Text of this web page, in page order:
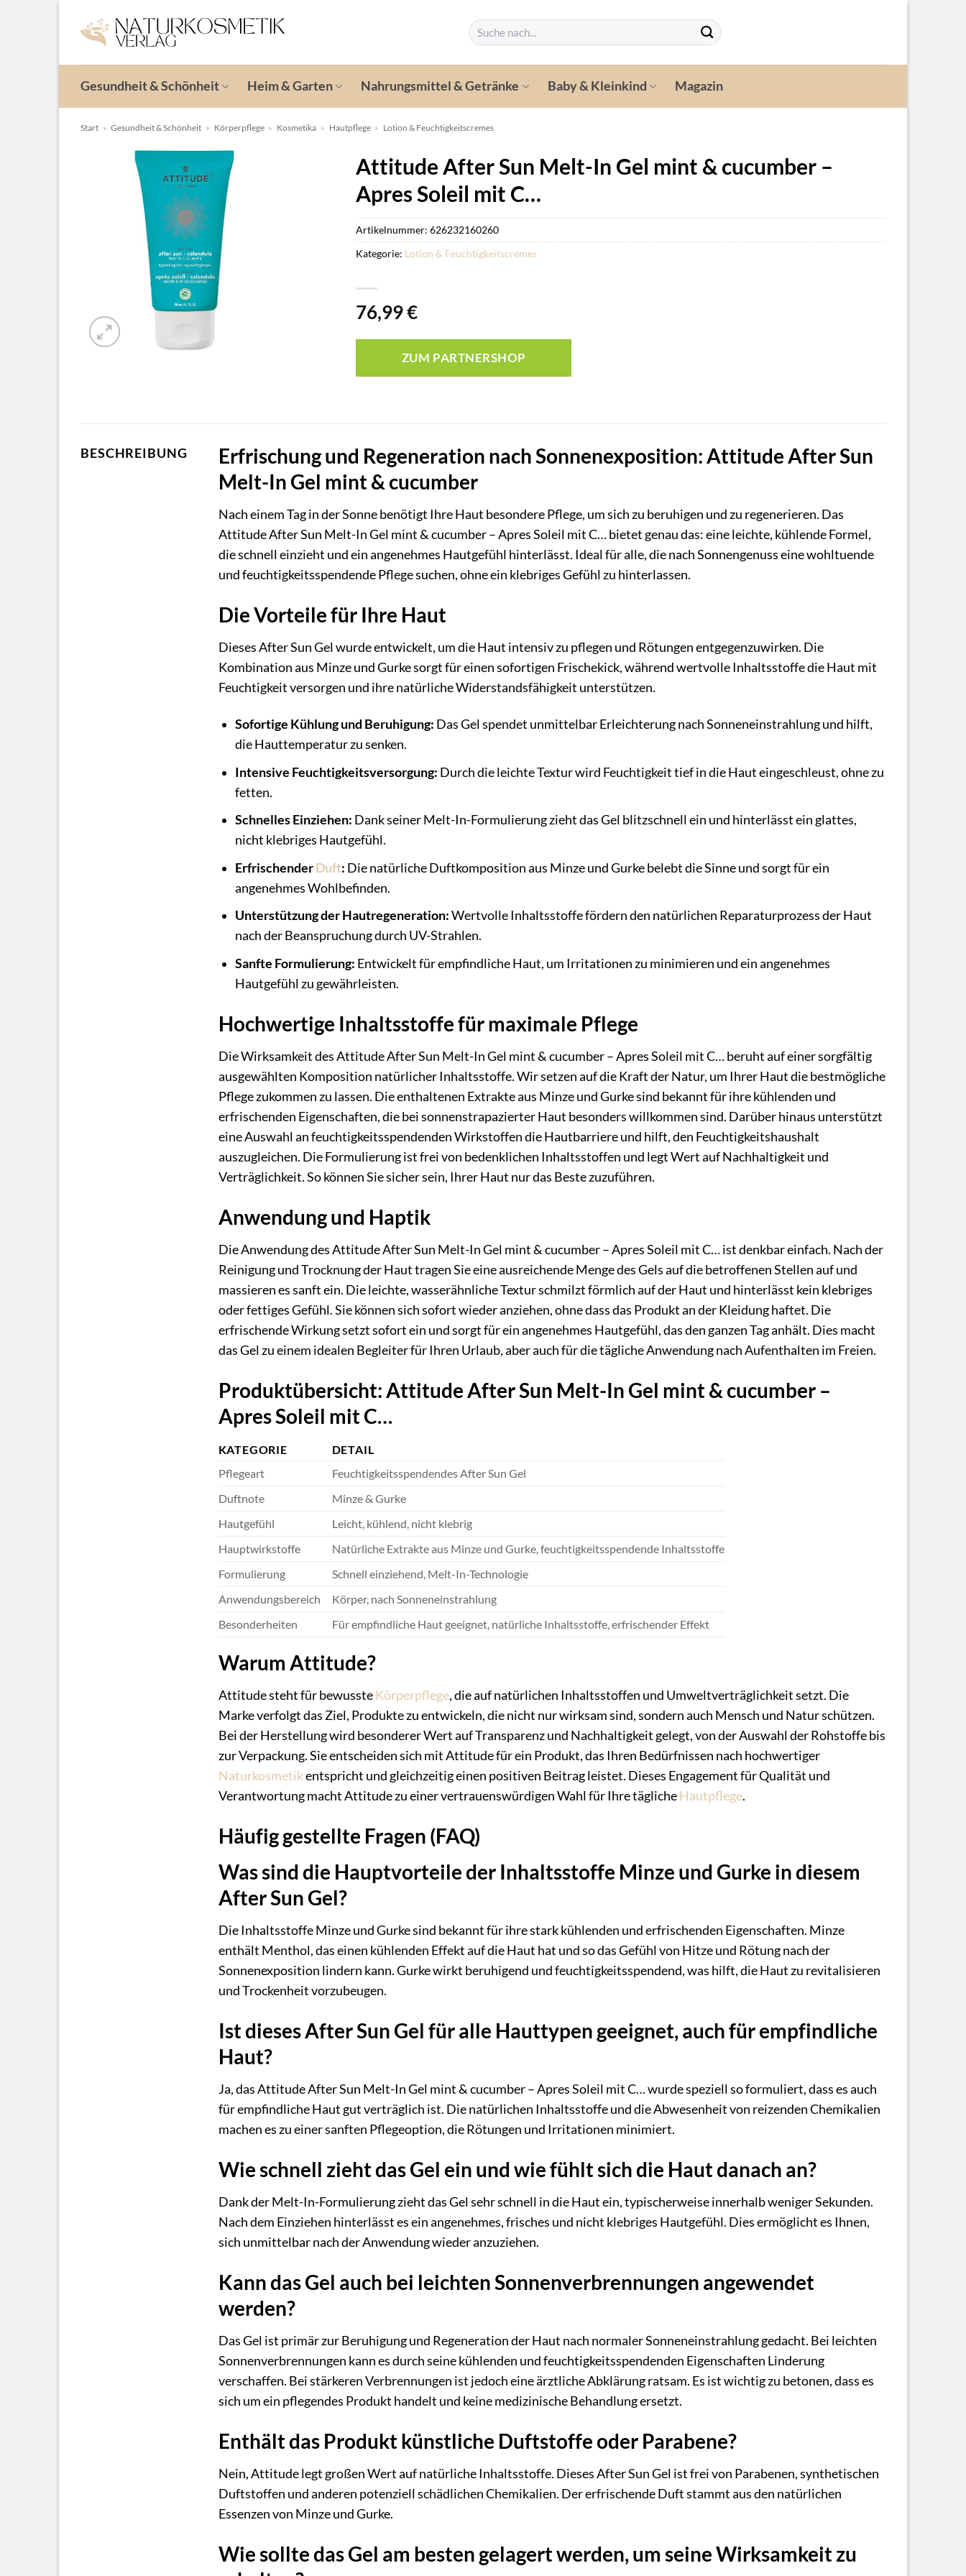
Inhalt
springen
Suchen
nach:
Gesundheit & Schönheit Heim & Garten Nahrungsmittel & Getränke Baby & Kleinkind Magazin
Start » Gesundheit & Schönheit » Körperpflege » Kosmetika » Hautpflege » Lotion & Feuchtigkeitscremes
Attitude After Sun Melt-In Gel mint & cucumber –
Apres Soleil mit C…
76,99€
ZUM PARTNERSHOP
Artikelnummer:626232160260
Kategorie: Lotion & Feuchtigkeitscremes
BESCHREIBUNG
Erfrischung und Regeneration nach Sonnenexposition: Attitude After Sun
Melt-In Gel mint & cucumber
Nach einem Tag in der Sonne benötigt Ihre Haut besondere Pflege, um sich zu beruhigen und zu regenerieren. Das
Attitude After Sun Melt-In Gel mint & cucumber – Apres Soleil mit C… bietet genau das: eine leichte, kühlende Formel,
die schnell einzieht und ein angenehmes Hautgefühl hinterlässt. Ideal für alle, die nach Sonnengenuss eine wohltuende
und feuchtigkeitsspendende Pflege suchen, ohne ein klebriges Gefühl zu hinterlassen.
Die Vorteile für Ihre Haut
Dieses After Sun Gel wurde entwickelt, um die Haut intensiv zu pflegen und Rötungen entgegenzuwirken. Die
Kombination aus Minze und Gurke sorgt für einen sofortigen Frischekick, während wertvolle Inhaltsstoffe die Haut mit
Feuchtigkeit versorgen und ihre natürliche Widerstandsfähigkeit unterstützen.
Sofortige Kühlung und Beruhigung: Das Gel spendet unmittelbar Erleichterung nach Sonneneinstrahlung und hilft,
die Hauttemperatur zu senken.
Intensive Feuchtigkeitsversorgung: Durch die leichte Textur wird Feuchtigkeit tief in die Haut eingeschleust, ohne zu
fetten.
Schnelles Einziehen: Dank seiner Melt-In-Formulierung zieht das Gel blitzschnell ein und hinterlässt ein glattes,
nicht klebriges Hautgefühl.
ErfrischenderDuft: Die natürliche Duftkomposition aus Minze und Gurke belebt die Sinne und sorgt für ein
angenehmes Wohlbefinden.
Unterstützung der Hautregeneration:Wertvolle Inhaltsstoffe fördern den natürlichen Reparaturprozess der Haut
nach der Beanspruchung durch UV-Strahlen.
Sanfte Formulierung: Entwickelt für empfindliche Haut, um Irritationen zu minimieren und ein angenehmes
Hautgefühl zu gewährleisten.
Hochwertige Inhaltsstoffe für maximale Pflege
Die Wirksamkeit des Attitude After Sun Melt-In Gel mint & cucumber – Apres Soleil mit C… beruht auf einer sorgfältig
ausgewählten Komposition natürlicher Inhaltsstoffe. Wir setzen auf die Kraft der Natur, um Ihrer Haut die bestmögliche
Pflege zukommen zu lassen. Die enthaltenen Extrakte aus Minze und Gurke sind bekannt für ihre kühlenden und
erfrischenden Eigenschaften, die bei sonnenstrapazierter Haut besonders willkommen sind. Darüber hinaus unterstützt
eine Auswahl an feuchtigkeitsspendenden Wirkstoffen die Hautbarriere und hilft, den Feuchtigkeitshaushalt
auszugleichen. Die Formulierung ist frei von bedenklichen Inhaltsstoffen und legt Wert auf Nachhaltigkeit und
Verträglichkeit. So können Sie sicher sein, Ihrer Haut nur das Beste zuzuführen.
Anwendung und Haptik
Die Anwendung des Attitude After Sun Melt-In Gel mint & cucumber – Apres Soleil mit C… ist denkbar einfach. Nach der
Reinigung und Trocknung der Haut tragen Sie eine ausreichende Menge des Gels auf die betroffenen Stellen auf und
massieren es sanft ein. Die leichte, wasserähnliche Textur schmilzt förmlich auf der Haut und hinterlässt kein klebriges
oder fettiges Gefühl. Sie können sich sofort wieder anziehen, ohne dass das Produkt an der Kleidung haftet. Die
erfrischende Wirkung setzt sofort ein und sorgt für ein angenehmes Hautgefühl, das den ganzen Tag anhält. Dies macht
das Gel zu einem idealen Begleiter für Ihren Urlaub, aber auch für die tägliche Anwendung nach Aufenthalten im Freien.
Produktübersicht: Attitude After Sun Melt-In Gel mint & cucumber –
Apres Soleil mit C…
KATEGORIE
DETAIL
Pflegeart
Feuchtigkeitsspendendes After Sun Gel
Duftnote
Minze & Gurke
Hautgefühl
Leicht, kühlend, nicht klebrig
Hauptwirkstoffe
Natürliche Extrakte aus Minze und Gurke, feuchtigkeitsspendende Inhaltsstoffe
Formulierung
Schnell einziehend, Melt-In-Technologie
Anwendungsbereich
Körper, nach Sonneneinstrahlung
Besonderheiten
Für empfindliche Haut geeignet, natürliche Inhaltsstoffe, erfrischender Effekt
Warum Attitude?
Attitude steht für bewusste Körperpflege, die auf natürlichen Inhaltsstoffen und Umweltverträglichkeit setzt. Die
Marke verfolgt das Ziel, Produkte zu entwickeln, die nicht nur wirksam sind, sondern auch Mensch und Natur schützen.
Bei der Herstellung wird besonderer Wert auf Transparenz und Nachhaltigkeit gelegt, von der Auswahl der Rohstoffe bis
zur Verpackung. Sie entscheiden sich mit Attitude für ein Produkt, das Ihren Bedürfnissen nach hochwertiger
Naturkosmetikentspricht und gleichzeitig einen positiven Beitrag leistet. Dieses Engagement für Qualität und
Verantwortung macht Attitude zu einer vertrauenswürdigen Wahl für Ihre täglicheHautpflege.
Häufig gestellte Fragen (FAQ)
Was sind die Hauptvorteile der Inhaltsstoffe Minze und Gurke in diesem
After Sun Gel?
Die Inhaltsstoffe Minze und Gurke sind bekannt für ihre stark kühlenden und erfrischenden Eigenschaften. Minze
enthält Menthol, das einen kühlenden Effekt auf die Haut hat und so das Gefühl von Hitze und Rötung nach der
Sonnenexposition lindern kann. Gurke wirkt beruhigend und feuchtigkeitsspendend, was hilft, die Haut zu revitalisieren
und Trockenheit vorzubeugen.
Ist dieses After Sun Gel für alle Hauttypen geeignet, auch für empfindliche
Haut?
Ja, das Attitude After Sun Melt-In Gel mint & cucumber – Apres Soleil mit C… wurde speziell so formuliert, dass es auch
für empfindliche Haut gut verträglich ist. Die natürlichen Inhaltsstoffe und die Abwesenheit von reizenden Chemikalien
machen es zu einer sanften Pflegeoption, die Rötungen und Irritationen minimiert.
Wie schnell zieht das Gel ein und wie fühlt sich die Haut danach an?
Dank der Melt-In-Formulierung zieht das Gel sehr schnell in die Haut ein, typischerweise innerhalb weniger Sekunden.
Nach dem Einziehen hinterlässt es ein angenehmes, frisches und nicht klebriges Hautgefühl. Dies ermöglicht es Ihnen,
sich unmittelbar nach der Anwendung wieder anzuziehen.
Kann das Gel auch bei leichten Sonnenverbrennungen angewendet
werden?
Das Gel ist primär zur Beruhigung und Regeneration der Haut nach normaler Sonneneinstrahlung gedacht. Bei leichten
Sonnenverbrennungen kann es durch seine kühlenden und feuchtigkeitsspendenden Eigenschaften Linderung
verschaffen. Bei stärkeren Verbrennungen ist jedoch eine ärztliche Abklärung ratsam. Es ist wichtig zu betonen, dass es
sich um ein pflegendes Produkt handelt und keine medizinische Behandlung ersetzt.
Enthält das Produkt künstliche Duftstoffe oder Parabene?
Nein, Attitude legt großen Wert auf natürliche Inhaltsstoffe. Dieses After Sun Gel ist frei von Parabenen, synthetischen
Duftstoffen und anderen potenziell schädlichen Chemikalien. Der erfrischende Duft stammt aus den natürlichen
Essenzen von Minze und Gurke.
Wie sollte das Gel am besten gelagert werden, um seine Wirksamkeit zu